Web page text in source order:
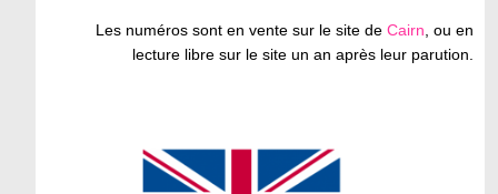
Les numéros sont en vente sur le site deCairn, ou en
lecture libre sur le site un an après leur parution.